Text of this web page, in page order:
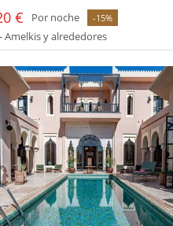
€ Por noche -15%
y alrededores